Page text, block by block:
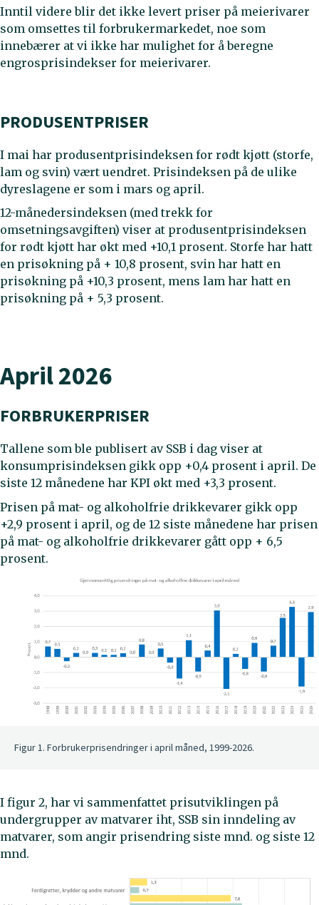
Inntil videre blir det ikke levert priser på meierivarer
som omsettes til forbrukermarkedet, noe som
innebærer at vi ikke har mulighet for å beregne
engrosprisindekser for meierivarer.
PRODUSENTPRISER
I mai har produsentprisindeksen for rødt kjøtt (storfe,
lam og svin) vært uendret. Prisindeksen på de ulike
dyreslagene er som i mars og april.
12-månedersindeksen (med trekk for
omsetningsavgiften) viser at produsentprisindeksen
for rødt kjøtt har økt med +10,1 prosent. Storfe har hatt
en prisøkning på + 10,8 prosent, svin har hatt en
prisøkning på +10,3 prosent, mens lam har hatt en
prisøkning på + 5,3 prosent.
April 2026
FORBRUKERPRISER
Tallene som ble publisert av SSB i dag viser at
konsumprisindeksen gikk opp +0,4 prosent i april. De
siste 12 månedene har KPI økt med +3,3 prosent.
Prisen på mat- og alkoholfrie drikkevarer gikk opp
+2,9 prosent i april, og de 12 siste månedene har prisen
på mat- og alkoholfrie drikkevarer gått opp + 6,5
prosent.
Figur 1. Forbrukerprisendringer i april måned, 1999-2026.
I figur 2, har vi sammenfattet prisutviklingen på
undergrupper av matvarer iht, SSB sin inndeling av
matvarer, som angir prisendring siste mnd. og siste 12
mnd.